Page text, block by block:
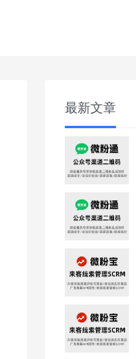
最新文章